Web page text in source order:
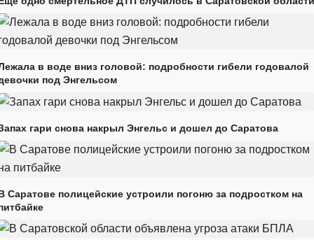
в воде вниз головой: подробности гибели годовалой
под Энгельсом
гари снова накрыл Энгельс и дошел до Саратова
Саратове полицейские устроили погоню за подростком на